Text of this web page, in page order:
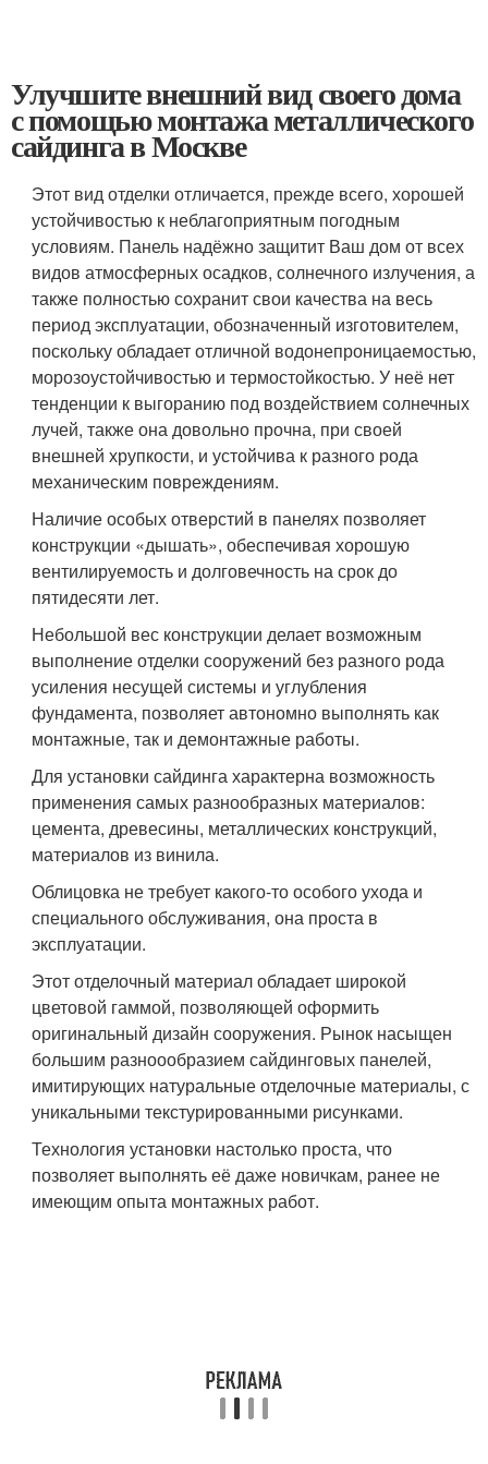
Улучшите внешний вид своего дома
с помощью монтажа металлического
сайдинга в Москве
Этот вид отделки отличается, прежде всего, хорошей
устойчивостью к неблагоприятным погодным
условиям. Панель надёжно защитит Ваш дом от всех
видов атмосферных осадков, солнечного излучения, а
также полностью сохранит свои качества на весь
период эксплуатации, обозначенный изготовителем,
поскольку обладает отличной водонепроницаемостью,
морозоустойчивостью и термостойкостью. У неё нет
тенденции к выгоранию под воздействием солнечных
лучей, также она довольно прочна, при своей
внешней хрупкости, и устойчива к разного рода
механическим повреждениям.
Наличие особых отверстий в панелях позволяет
конструкции «дышать», обеспечивая хорошую
вентилируемость и долговечность на срок до
пятидесяти лет.
Небольшой вес конструкции делает возможным
выполнение отделки сооружений без разного рода
усиления несущей системы и углубления
фундамента, позволяет автономно выполнять как
монтажные, так и демонтажные работы.
Для установки сайдинга характерна возможность
применения самых разнообразных материалов:
цемента, древесины, металлических конструкций,
материалов из винила.
Облицовка не требует какого-то особого ухода и
специального обслуживания, она проста в
эксплуатации.
Этот отделочный материал обладает широкой
цветовой гаммой, позволяющей оформить
оригинальный дизайн сооружения. Рынок насыщен
большим разноообразием сайдинговых панелей,
имитирующих натуральные отделочные материалы, с
уникальными текстурированными рисунками.
Технология установки настолько проста, что
позволяет выполнять её даже новичкам, ранее не
имеющим опыта монтажных работ.